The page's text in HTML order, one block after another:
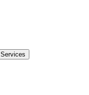
Services